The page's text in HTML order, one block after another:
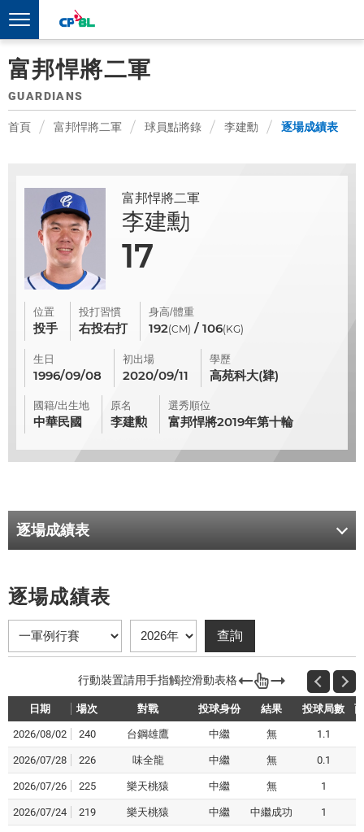
富邦悍將二軍
GUARDIANS
首頁 富邦悍將二軍 球員點將錄 李建勳 逐場成績表
富邦悍將二軍
李建勳
17
位置
投手
投打習慣
右投右打
身高/體重
192(CM) / 106(KG)
生日
1996/09/08
初出場
2020/09/11
學歷
高苑科大(肄)
國籍/出生地
中華民國
原名
李建勲
選秀順位
富邦悍將2019年第十輪
逐場成績表
逐場成績表
日期 場次 對戰 投球身份 結果 投球局數
2026/08/02 240 台鋼雄鷹 中繼 無 1.1
2026/07/28 226 味全龍 中繼 無 0.1
2026/07/26 225 樂天桃猿 中繼 無 1
2026/07/24 219 樂天桃猿 中繼 中繼成功 1